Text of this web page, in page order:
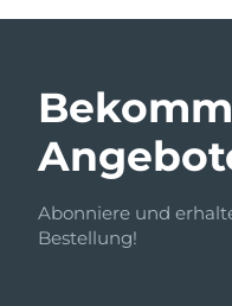
Abonniere und
Bestellung!